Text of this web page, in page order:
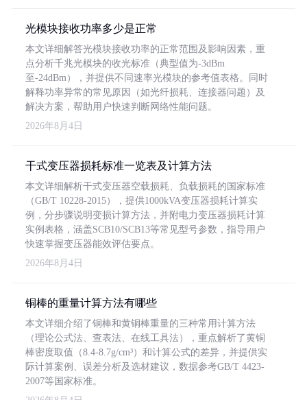
光模块接收功率多少是正常
本文详细解答光模块接收功率的正常范围及影响因素，重
点分析千兆光模块的收光标准（典型值为-3dBm
至-24dBm），并提供不同速率光模块的参考值表格。同时
解释功率异常的常见原因（如光纤损耗、连接器问题）及
解决方案，帮助用户快速判断网络性能问题。
2026年8月4日
干式变压器损耗标准一览表及计算方法
本文详细解析干式变压器空载损耗、负载损耗的国家标准
（GB/T 10228-2015），提供1000kVA变压器损耗计算实
例，分步骤说明变损计算方法，并附电力变压器损耗计算
实例表格，涵盖SCB10/SCB13等常见型号参数，指导用户
快速掌握变压器能效评估要点。
2026年8月4日
铜棒的重量计算方法有哪些
本文详细介绍了铜棒和黄铜棒重量的三种常用计算方法
（理论公式法、查表法、在线工具法），重点解析了黄铜
棒密度取值（8.4-8.7g/cm³）和计算公式的差异，并提供实
际计算案例、误差分析及选材建议，数据参考GB/T 4423-
2007等国家标准。